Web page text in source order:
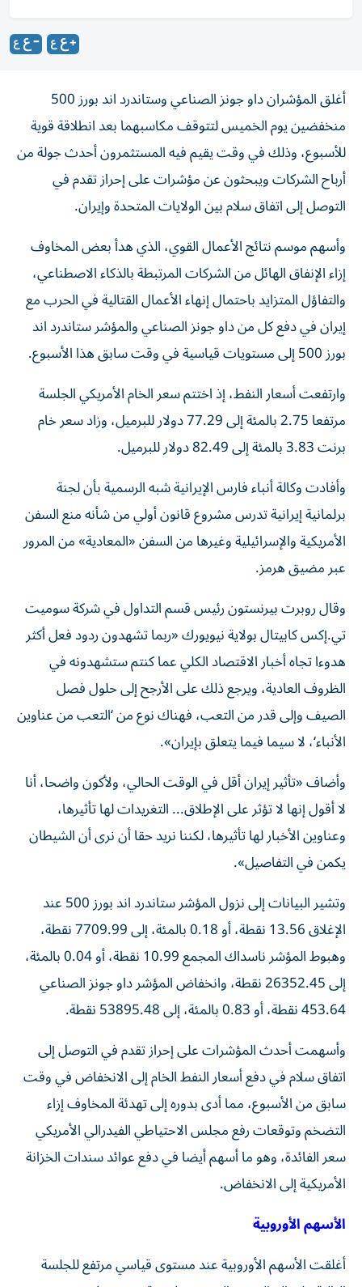
أغلق المؤشران داو جونز الصناعي وستاندرد اند بورز 500
منخفضين يوم الخميس لتتوقف مكاسبهما بعد انطلاقة قوية
للأسبوع، وذلك في وقت يقيم فيه ‌المستثمرون أحدث جولة من
أرباح الشركات ويبحثون عن مؤشرات على إحراز تقدم ​في
التوصل ⁠إلى اتفاق سلام بين الولايات المتحدة وإيران.
وأسهم موسم نتائج ‌الأعمال القوي، الذي هدأ بعض ‌المخاوف
إزاء الإنفاق الهائل من الشركات المرتبطة بالذكاء الاصطناعي،
والتفاؤل المتزايد باحتمال إنهاء الأعمال القتالية في الحرب مع
إيران في دفع كل من داو جونز الصناعي ‌والمؤشر ستاندرد اند
بورز 500 إلى مستويات قياسية في وقت سابق هذا الأسبوع.
وارتفعت ⁠أسعار النفط، إذ اختتم سعر الخام الأمريكي الجلسة
مرتفعا 2.75 بالمئة إلى 77.29 دولار للبرميل، وزاد سعر خام
برنت 3.83 بالمئة إلى 82.49 دولار للبرميل.
وأفادت وكالة أنباء فارس الإيرانية شبه الرسمية بأن لجنة
برلمانية إيرانية تدرس مشروع قانون أولي من شأنه منع السفن
الأمريكية والإسرائيلية وغيرها من السفن «المعادية» من ​المرور
عبر مضيق هرمز.
وقال روبرت بيرنستون رئيس قسم التداول في شركة ‌سوميت
تي.إكس كابيتال بولاية نيويورك «ربما تشهدون ردود فعل أكثر
هدوءا تجاه أخبار الاقتصاد الكلي عما كنتم ستشهدونه في
الظروف العادية، ويرجع ذلك على الأرجح إلى حلول ⁠فصل
الصيف وإلى قدر من التعب، فهناك نوع من ‘التعب من عناوين
الأنباء‘، لا سيما فيما يتعلق بإيران».
وأضاف «تأثير إيران أقل في الوقت الحالي، ولأكون واضحا، أنا
لا أقول ​إنها لا ‌تؤثر على الإطلاق... التغريدات لها تأثيرها،
وعناوين الأخبار لها تأثيرها، لكننا ‌نريد حقا أن نرى أن الشيطان
يكمن في التفاصيل».
وتشير البيانات إلى نزول المؤشر ستاندرد اند بورز 500 عند
الإغلاق 13.56 نقطة، أو 0.18 بالمئة، إلى 7709.99 نقطة،
‌وهبوط المؤشر ناسداك ‌المجمع 10.99 نقطة، أو 0.04 بالمئة،
⁠إلى 26352.45 نقطة، وانخفاض المؤشر داو جونز الصناعي
453.64 نقطة، ‌أو 0.83 بالمئة، إلى 53895.48 نقطة.
وأسهمت أحدث المؤشرات على إحراز تقدم في التوصل إلى
اتفاق سلام في دفع أسعار النفط الخام ⁠إلى الانخفاض في وقت
سابق من الأسبوع، مما أدى بدوره إلى ​تهدئة المخاوف إزاء
التضخم وتوقعات رفع مجلس الاحتياطي الفيدرالي الأمريكي
سعر الفائدة، وهو ما أسهم أيضا في دفع عوائد سندات الخزانة
⁠الأمريكية إلى الانخفاض.
الأسهم الأوروبية
أغلقت الأسهم الأوروبية عند مستوى قياسي مرتفع للجلسة